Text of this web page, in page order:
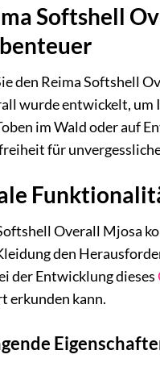
Softshell
den Reima Softshell
wurde entwickelt, um
im Wald oder auf
für
Overall Mjosa
den
der Entwicklung dieses
erkunden kann.